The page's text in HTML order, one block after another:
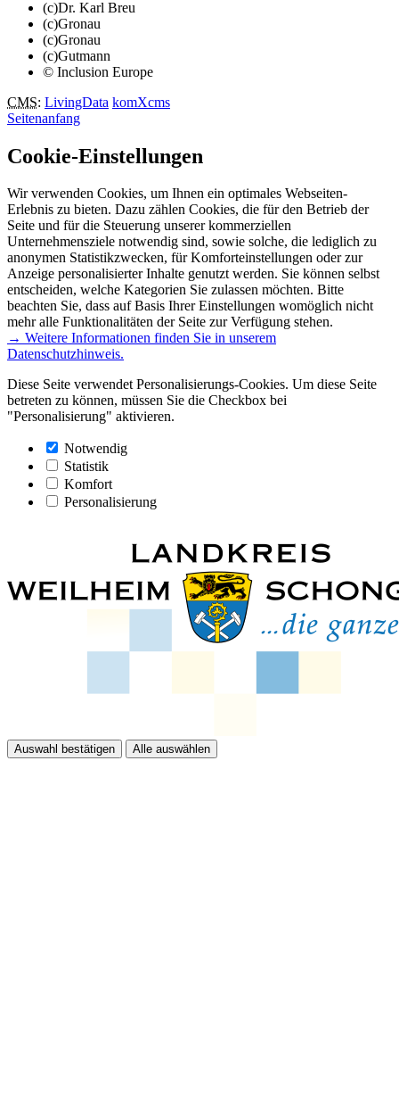
(c)Dr. Karl Breu
(c)Gronau
(c)Gronau
(c)Gutmann
© Inclusion Europe
CMS: LivingData komXcms
Seitenanfang
Cookie-Einstellungen
Wir verwenden Cookies, um Ihnen ein optimales Webseiten-
Erlebnis zu bieten. Dazu zählen Cookies, die für den Betrieb der
Seite und für die Steuerung unserer kommerziellen
Unternehmensziele notwendig sind, sowie solche, die lediglich zu
anonymen Statistikzwecken, für Komforteinstellungen oder zur
Anzeige personalisierter Inhalte genutzt werden. Sie können selbst
entscheiden, welche Kategorien Sie zulassen möchten. Bitte
beachten Sie, dass auf Basis Ihrer Einstellungen womöglich nicht
mehr alle Funktionalitäten der Seite zur Verfügung stehen.
→ Weitere Informationen finden Sie in unserem
Datenschutzhinweis.
Diese Seite verwendet Personalisierungs-Cookies. Um diese Seite
betreten zu können, müssen Sie die Checkbox bei
"Personalisierung" aktivieren.
Notwendig
Statistik
Komfort
Personalisierung
Auswahl bestätigen Alle auswählen